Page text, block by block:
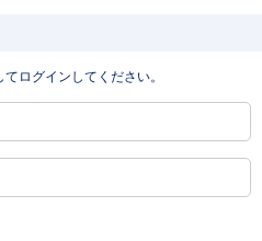
ログインしてください。